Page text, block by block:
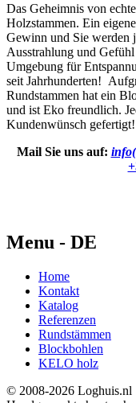
Das Geheimnis von
Holzstammen. Ein
Gewinn und Sie werden
Ausstrahlung und
Umgebung für
seit Jahrhunderten!
Rundstammen hat ein
und ist Eko freundlich.
Kundenwünsch gefertigt!
Mail Sie uns auf:
Menu - DE
Home
Kontakt
Katalog
Referenzen
Rundstämmen
Blockbohlen
KELO holz
© 2008-2026 Loghuis.nl